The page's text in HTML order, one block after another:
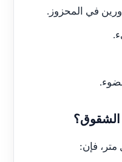
في المحزوز.
فإن: